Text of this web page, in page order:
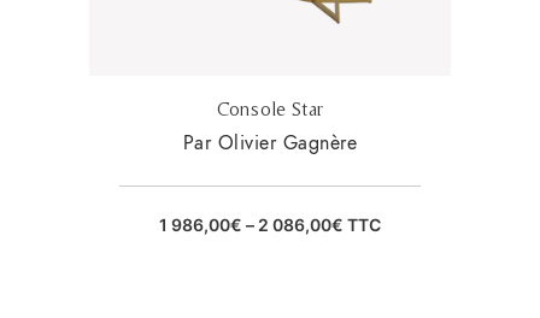
Console Star
Par Olivier Gagnère
1 986,00€ – 2 086,00€ TTC